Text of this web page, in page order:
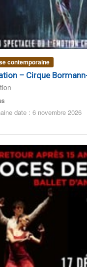
contemporaine
– Cirque
date : 6 novembre 2026